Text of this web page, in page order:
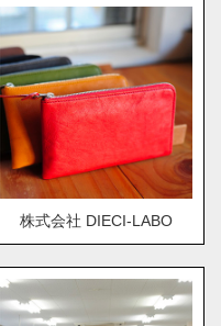
株式会社 DIECI-LABO